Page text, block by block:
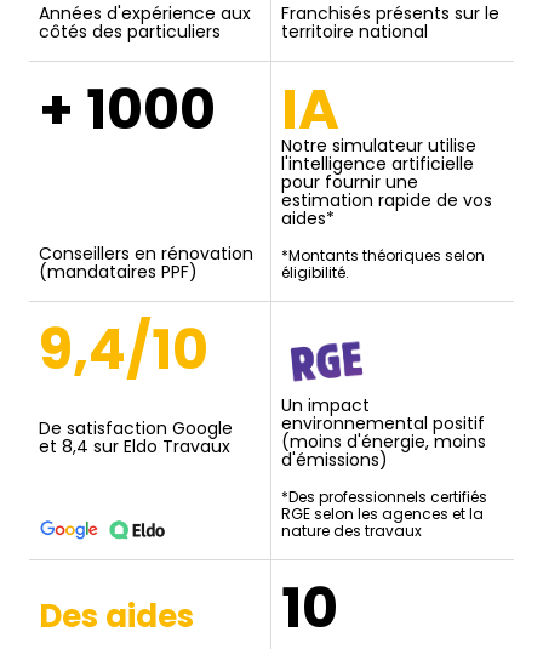
Années d'expérience aux
côtés des particuliers
Franchisés présents sur le
territoire national
+ 1000
Conseillers en rénovation
(mandataires PPF)
IA
Notre simulateur utilise
l'intelligence artificielle
pour fournir une
estimation rapide de vos
aides*
*Montants théoriques selon
éligibilité.
9,4/10
De satisfaction Google
et 8,4 sur Eldo Travaux
Un impact
environnemental positif
(moins d'énergie, moins
d'émissions)
*Des professionnels certifiés
RGE selon les agences et la
nature des travaux
Des aides
10